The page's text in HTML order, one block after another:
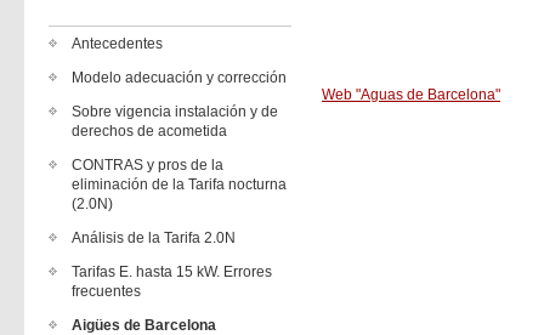
Antecedentes
Modelo adecuación y corrección
Sobre vigencia instalación y de
derechos de acometida
CONTRAS y pros de la
eliminación de la Tarifa nocturna
(2.0N)
Análisis de la Tarifa 2.0N
Tarifas E. hasta 15 kW. Errores
frecuentes
Aigües de Barcelona
Web "Aguas de Barcelona"